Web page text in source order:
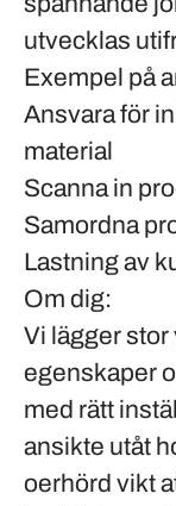
utvecklas
Exempel på
Ansvara för
material
Scanna in
Samordna
Lastning av
Om dig:
Vi lägger
egenskaper
med rätt
ansikte utåt
oerhörd vikt